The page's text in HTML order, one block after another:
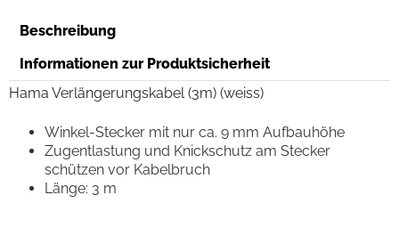
Beschreibung
Informationen zur Produktsicherheit
Hama Verlängerungskabel (3m) (weiss)
Winkel-Stecker mit nur ca. 9 mm Aufbauhöhe
Zugentlastung und Knickschutz am Stecker
schützen vor Kabelbruch
Länge: 3 m